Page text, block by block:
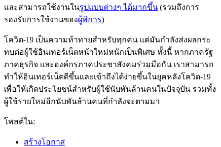
และสามารถใช้งานในรูปแบบต่างๆ ได้มากขึ้น (รวมถึงการ
รองรับการใช้งานของผู้พิการ)
โควิด-19 เป็นความท้าทายสำหรับทุกคน แต่มันกำลังส่งผลกระ
ทบต่อผู้ใช้อินเทอร์เน็ตหน้าใหม่หนักเป็นพิเศษ ทั้งนี้ หากภาครัฐ
ภาคธุรกิจ และองค์กรภาคประชาสังคมร่วมมือกัน เราสามารถ
ทำให้อินเทอร์เน็ตดีขึ้นและเข้าถึงได้ง่ายขึ้นในยุคหลังโควิด-19
เพื่อให้เกิดประโยชน์สำหรับผู้ใช้นับพันล้านคนในปัจจุบัน รวมทั้ง
ผู้ใช้รายใหม่อีกนับพันล้านคนที่กำลังจะตามมา
โพสต์ใน:
สร้างโอกาส